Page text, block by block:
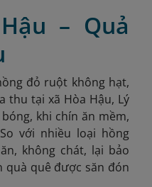
– Quả
đỏ ruột không hạt,
thu tại xã Hòa Hậu, Lý
khi chín ăn mềm,
với nhiều loại hồng
không chát, lại bảo
quà quê được săn đón